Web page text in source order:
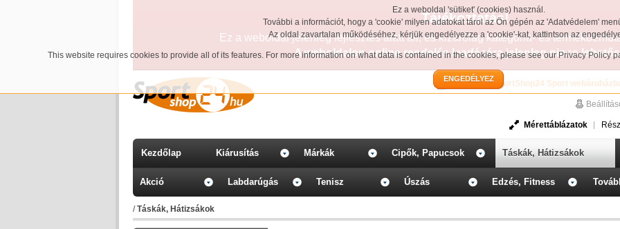
Ez a weboldal 'sütiket' (cookies) használ.
További a információt, hogy a 'cookie' milyen adatokat tárol az Ön gépén az 'Adatvédelem'
Az oldal zavartalan működéséhez, kérjük engedélyezze a 'cookie'-kat, kattintson az
This website requires cookies to provide all of its features. For more information on what data is contained in the cookies, please see ourPrivacy Policy
ENGEDÉLYEZ
Tájékoztatás!
Ez a weboldal jelenleg fejlesztés alatt áll, és kizárólag kategória- és
A weboldalon online rendelés leadására jelenleg nincs
Üdvözöljük a SportShop24 Sport
Mérettáblázatok
Kezdőlap Kiárusítás Márkák Cipők, Papucsok Táskák, Hátizsákok
Akció Labdarúgás Tenisz Úszás Edzés, Fitness
/Táskák, Hátizsákok